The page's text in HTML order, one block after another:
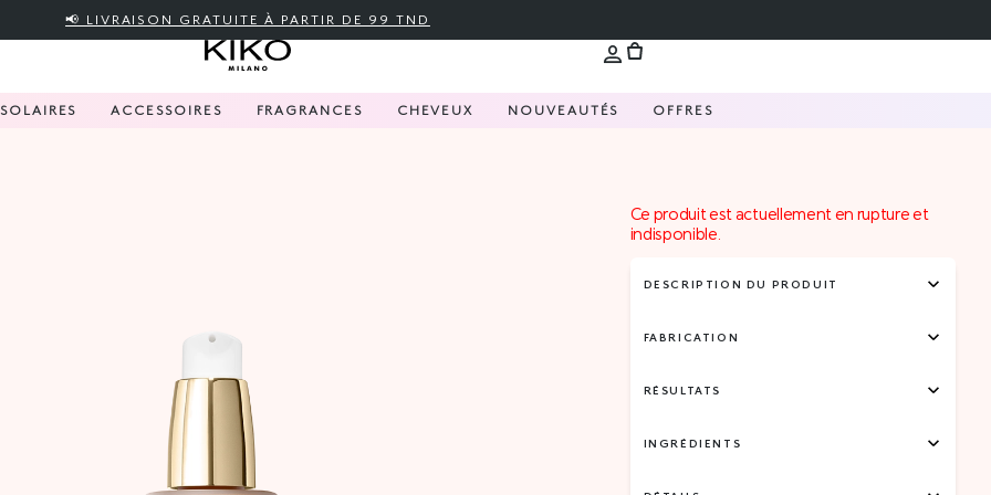
📢 LIVRAISON GRATUITE À PARTIR DE 99 TND
SOLAIRES ACCESSOIRES FRAGRANCES CHEVEUX NOUVEAUTÉS OFFRES
Ce produit est actuellement en rupture et
indisponible.
DESCRIPTION DU PRODUIT
FABRICATION
RÉSULTATS
INGRÉDIENTS